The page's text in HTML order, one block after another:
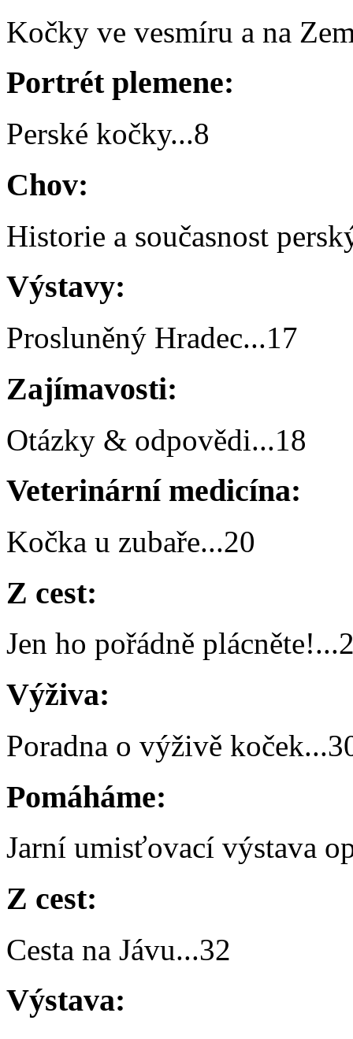
Kočky ve vesmíru a na
Portrét plemene:
Perské kočky...8
Chov:
Historie a současnost
Výstavy:
Prosluněný Hradec...17
Zajímavosti:
Otázky & odpovědi...18
Veterinární medicína:
Kočka u zubaře...20
Z cest:
Jen ho pořádně plácněte!...
Výživa:
Poradna o výživě koček...
Pomáháme:
Jarní umisťovací výstava
Z cest:
Cesta na Jávu...32
Výstava: